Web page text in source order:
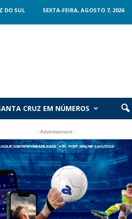
DO SUL SEXTA-FEIRA, AGOSTO 7, 2026
CRUZ EM NÚMEROS
- Advertisement -